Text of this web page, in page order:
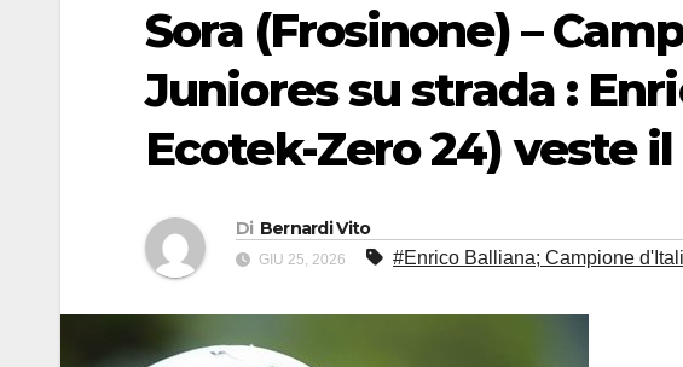
Sora (Frosinone) –
Juniores su strada :
Ecotek-Zero 24) veste
Di Bernardi Vito
GIU 25, 2026 #Enrico Balliana; Campione